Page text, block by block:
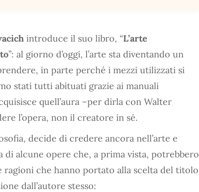
introduce il suo libro, “L’arte
”: al giorno d’oggi, l’arte sta diventando un
in parte perché i mezzi utilizzati si
stati tutti abituati grazie ai manuali
quell’aura –per dirla con Walter
l’opera, non il creatore in sé.
decide di credere ancora nell’arte e
alcune opere che, a prima vista, potrebbero
ragioni che hanno portato alla scelta del titolo
dall’autore stesso: